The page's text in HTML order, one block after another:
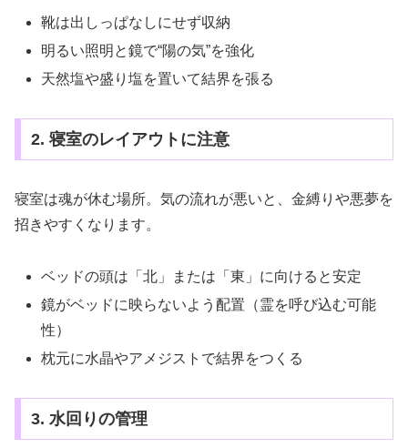
靴は出しっぱなしにせず収納
明るい照明と鏡で“陽の気”を強化
天然塩や盛り塩を置いて結界を張る
2. 寝室のレイアウトに注意
寝室は魂が休む場所。気の流れが悪いと、金縛りや悪夢を
招きやすくなります。
ベッドの頭は「北」または「東」に向けると安定
鏡がベッドに映らないよう配置（霊を呼び込む可能
性）
枕元に水晶やアメジストで結界をつくる
3. 水回りの管理